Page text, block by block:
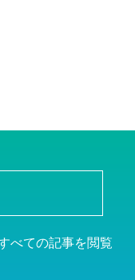
べての記事を閲覧